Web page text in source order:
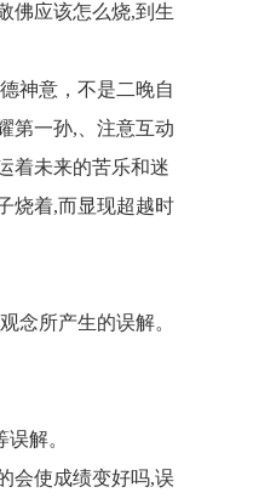
佛应该怎么烧,到生
神意，不是二晚自
第一孙,、注意互动
着未来的苦乐和迷
烧着,而显现超越时
念所产生的误解。
解。
会使成绩变好吗,误